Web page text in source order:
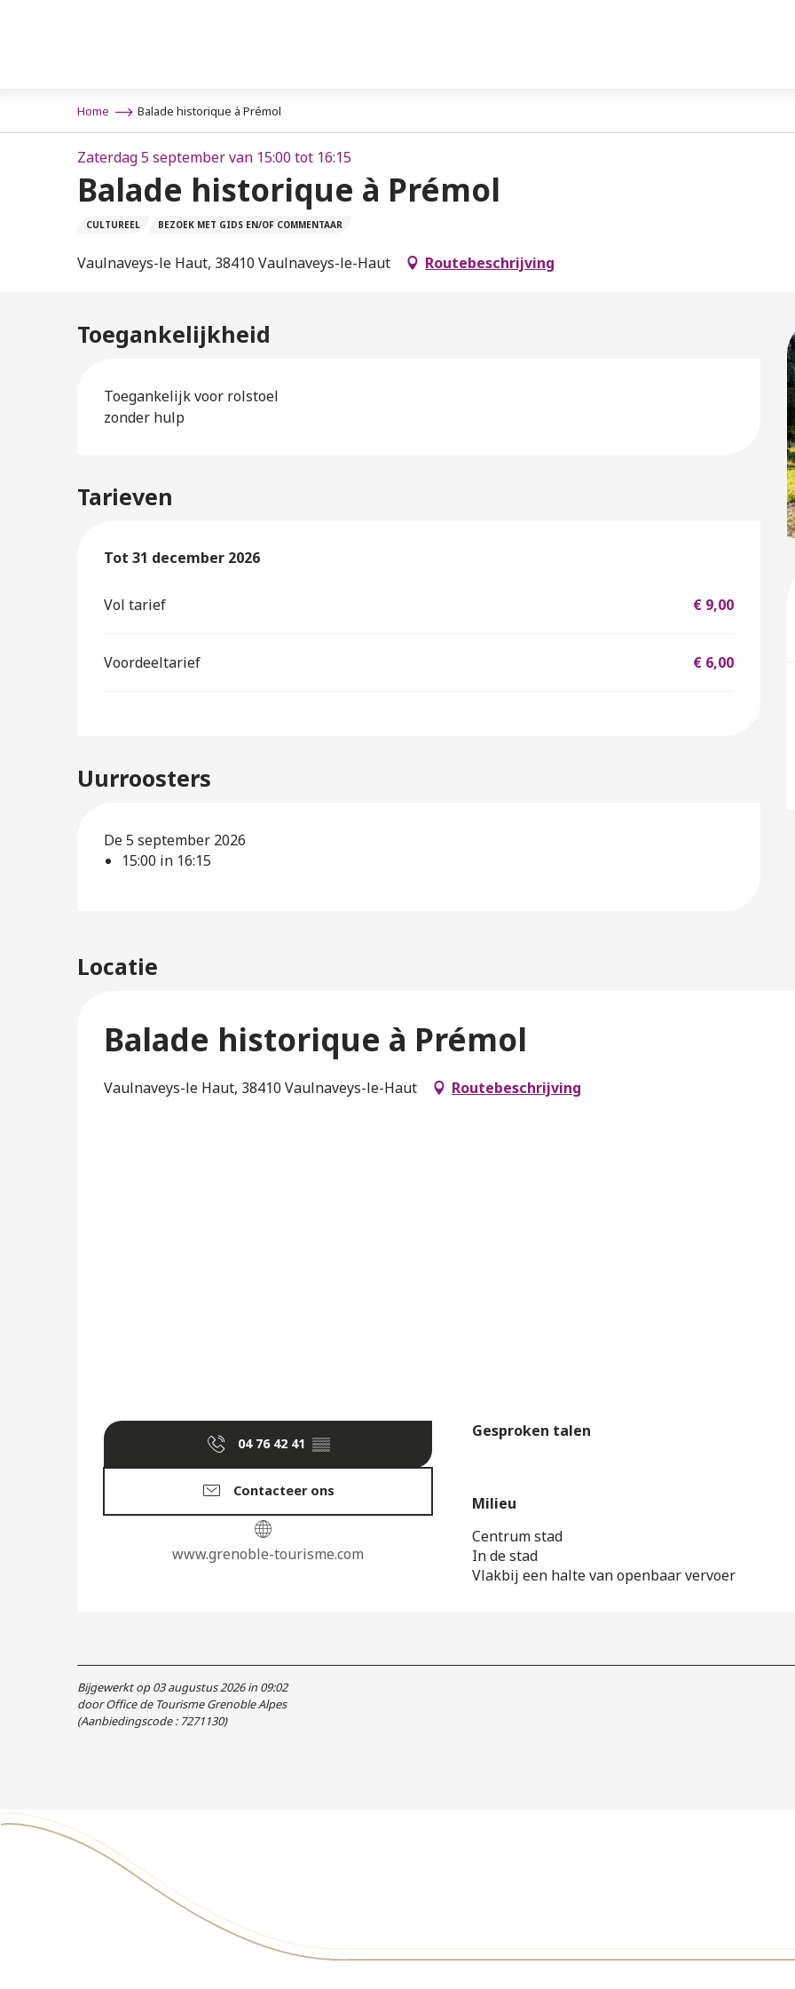
Home Balade historique à Prémol
Zaterdag 5 september van 15:00 tot 16:15
Balade historique à Prémol
CULTUREEL BEZOEK MET GIDS EN/OF COMMENTAAR
Vaulnaveys-le Haut, 38410 Vaulnaveys-le-Haut Routebeschrijving
Toegankelijkheid
Toegankelijk voor rolstoel
zonder hulp
Tarieven
Van 10 mei 2025tot31 december 2026
Tot 31 december 2026
Vol tarief € 9,00
Voordeeltarief € 6,00
Uurroosters
De 5 september 2026
15:00 in 16:15
Locatie
Balade historique à Prémol
Vaulnaveys-le Haut, 38410 Vaulnaveys-le-Haut Routebeschrijving
04 76 42 41 ▒▒
Contacteer ons
www.grenoble-tourisme.com
Gesproken talen
Gesproken talen
Milieu
Milieu
Centrum stad
In de stad
Vlakbij een halte van openbaar vervoer
Bijgewerkt op 03 augustus 2026 in 09:02
door Office de Tourisme Grenoble Alpes
(Aanbiedingscode : 7271130)